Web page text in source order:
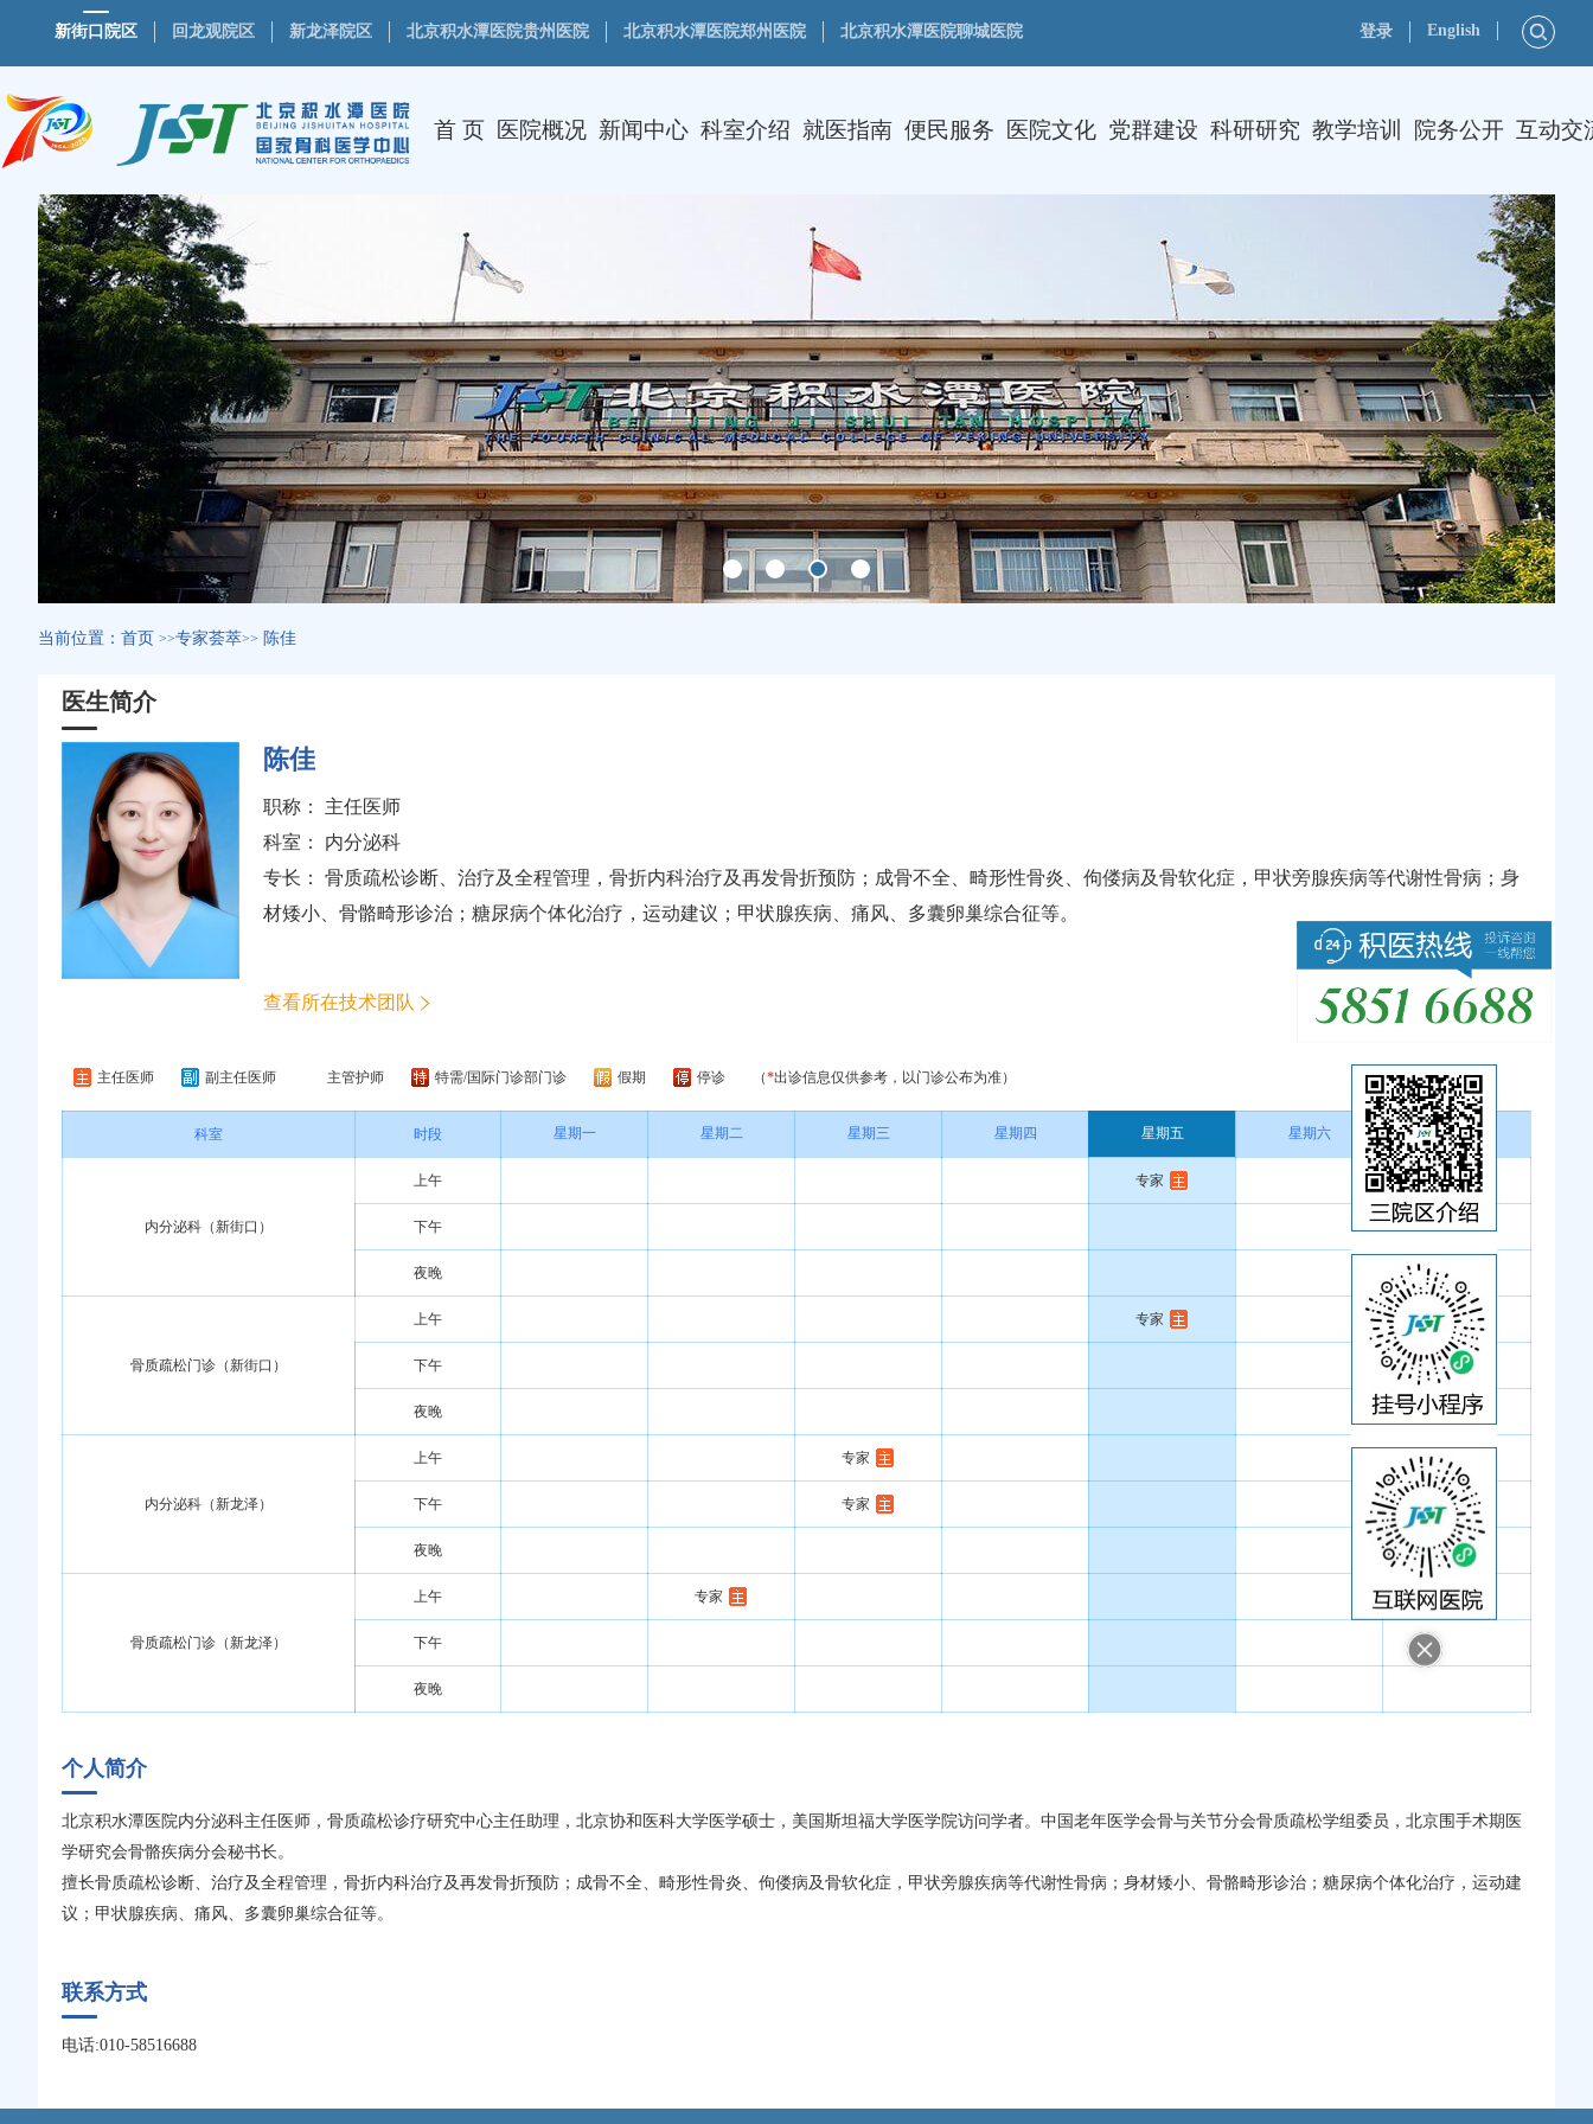
新街口院区 回龙观院区 新龙泽院区 北京积水潭医院贵州医院 北京积水潭医院郑州医院 北京积水潭医院聊城医院 登录 English
首 页 医院概况 新闻中心 科室介绍 就医指南 便民服务 医院文化 党群建设 科研研究 教学培训 院务公开 互动交
当前位置： 首页 >>专家荟萃>> 陈佳
医生简介
陈佳
职称： 主任医师
科室： 内分泌科
专长： 骨质疏松诊断、治疗及全程管理，骨折内科治疗及再发骨折预防；成骨不全、畸形性骨炎、佝偻病及骨软化症，甲状旁腺疾病等代谢性骨病；身
材矮小、骨骼畸形诊治；糖尿病个体化治疗，运动建议；甲状腺疾病、痛风、多囊卵巢综合征等。
查看所在技术团队
主任医师 副主任医师 主管护师 特需/国际门诊部门诊 假期 停诊 （*出诊信息仅供参考，以门诊公布为准）
科室 时段 星期一 星期二 星期三 星期四 星期五 星期六 星期日
内分泌科（新街口）
上午 专家
下午
夜晚
骨质疏松门诊（新街口）
上午 专家
下午
夜晚
内分泌科（新龙泽）
上午 专家
下午 专家
夜晚
骨质疏松门诊（新龙泽）
上午 专家
下午
夜晚
个人简介
北京积水潭医院内分泌科主任医师，骨质疏松诊疗研究中心主任助理，北京协和医科大学医学硕士，美国斯坦福大学医学院访问学者。中国老年医学会骨与关节分会骨质疏松学组委员，北京围手术期医
学研究会骨骼疾病分会秘书长。
擅长骨质疏松诊断、治疗及全程管理，骨折内科治疗及再发骨折预防；成骨不全、畸形性骨炎、佝偻病及骨软化症，甲状旁腺疾病等代谢性骨病；身材矮小、骨骼畸形诊治；糖尿病个体化治疗，运动建
议；甲状腺疾病、痛风、多囊卵巢综合征等。
联系方式
电话:010-58516688